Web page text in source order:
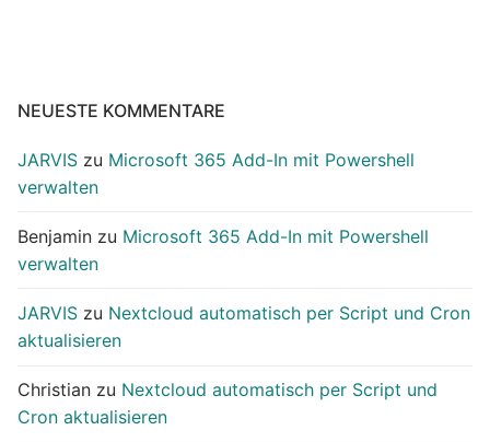
NEUESTE KOMMENTARE
JARVIS zu Microsoft 365 Add-In mit Powershell
verwalten
Benjamin zu Microsoft 365 Add-In mit Powershell
verwalten
JARVIS zu Nextcloud automatisch per Script und Cron
aktualisieren
Christian zu Nextcloud automatisch per Script und
Cron aktualisieren